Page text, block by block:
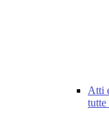
Atti
tutte